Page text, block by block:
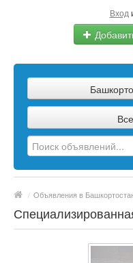
Вход
/ Объявления в